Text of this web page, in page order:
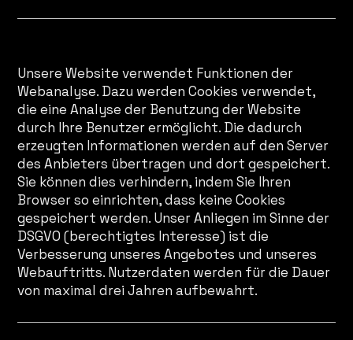
Unsere Website verwendet Funktionen der
Webanalyse. Dazu werden Cookies verwendet,
die eine Analyse der Benutzung der Website
durch Ihre Benutzer ermöglicht. Die dadurch
erzeugten Informationen werden auf den Server
des Anbieters übertragen und dort gespeichert.
Sie können dies verhindern, indem Sie Ihren
Browser so einrichten, dass keine Cookies
gespeichert werden. Unser Anliegen im Sinne der
DSGVO (berechtigtes Interesse) ist die
Verbesserung unseres Angebotes und unseres
Webauftritts. Nutzerdaten werden für die Dauer
von maximal drei Jahren aufbewahrt.